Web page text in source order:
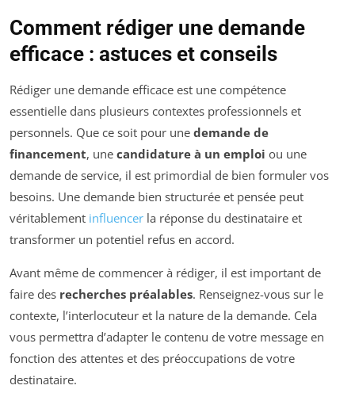
Comment rédiger une demande
efficace : astuces et conseils
Rédiger une demande efficace est une compétence
essentielle dans plusieurs contextes professionnels et
personnels. Que ce soit pour une demande de
financement, une candidature à un emploi ou une
demande de service, il est primordial de bien formuler vos
besoins. Une demande bien structurée et pensée peut
véritablement influencer la réponse du destinataire et
transformer un potentiel refus en accord.
Avant même de commencer à rédiger, il est important de
faire des recherches préalables. Renseignez-vous sur le
contexte, l’interlocuteur et la nature de la demande. Cela
vous permettra d’adapter le contenu de votre message en
fonction des attentes et des préoccupations de votre
destinataire.